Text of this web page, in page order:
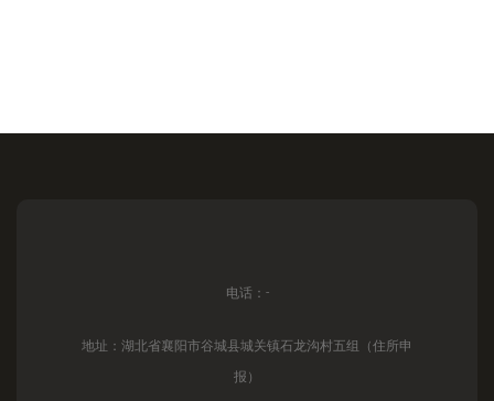
电话：-
地址：湖北省襄阳市谷城县城关镇石龙沟村五组（住所申
报）